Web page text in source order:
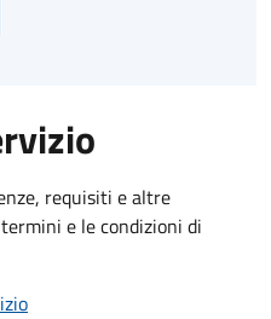
requisiti e altre
e le condizioni di